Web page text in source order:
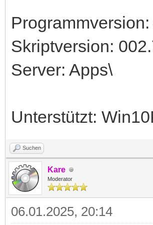
Skriptversion:
Server: Apps\
Unterstützt:
Suchen
Kare
Moderator
06.01.2025, 20:14